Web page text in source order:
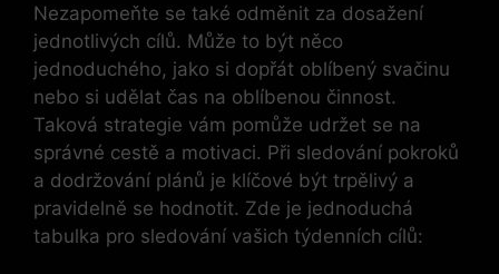
Nezapomeňte se také odměnit za dosažení
jednotlivých cílů. Může to být něco
jednoduchého, jako si dopřát oblíbený svačinu
nebo si udělat čas na oblíbenou činnost.
Taková strategie vám pomůže udržet se na
správné cestě a motivaci. Při sledování pokroků
a dodržování plánů je klíčové být trpělivý a
pravidelně se hodnotit. Zde je jednoduchá
tabulka pro sledování vašich týdenních cílů: